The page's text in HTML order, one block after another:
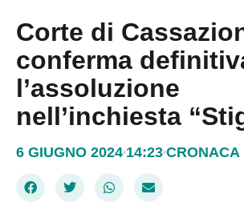
Corte di
conferma
l’assoluzione
nell’inchiesta
6 GIUGNO 2024 14:23 CRONACA